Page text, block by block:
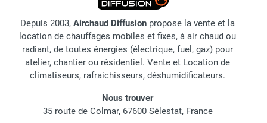
Depuis 2003, Airchaud Diffusion propose la vente et la
location de chauffages mobiles et fixes, à air chaud ou
radiant, de toutes énergies (électrique, fuel, gaz) pour
atelier, chantier ou résidentiel. Vente et Location de
climatiseurs, rafraichisseurs, déshumidificateurs.
Nous trouver
35 route de Colmar, 67600 Sélestat, France